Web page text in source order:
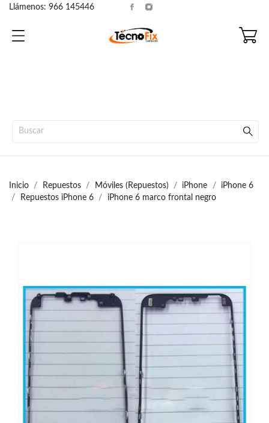
Llámenos: 966 145446
Inicio Repuestos Móviles (Repuestos) iPhone
iPhone 6
Repuestos iPhone 6
iPhone 6 marco frontal negro